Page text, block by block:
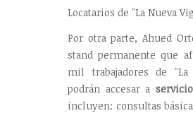
Locatarios de "La Nueva
Por otra parte, Ahued
stand permanente que
mil trabajadores de "La
podrán accesar a
incluyen: consultas